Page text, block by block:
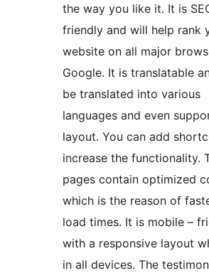
the way you like it. It is
friendly and will help rank
website on all major
Google. It is translatable
be translated into various
languages and even
layout. You can add
increase the functionality.
pages contain optimized
which is the reason of
load times. It is mobile –
with a responsive layout
in all devices. The